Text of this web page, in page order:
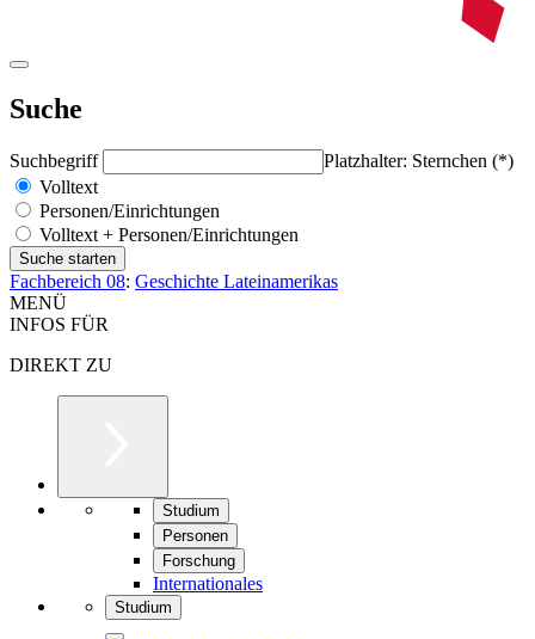
Suche
Suchbegriff
Platzhalter: Sternchen (*)
Volltext
Personen/Einrichtungen
Volltext + Personen/Einrichtungen
Fachbereich 08: Geschichte Lateinamerikas
MENÜ
INFOS FÜR
DIREKT ZU
Studium
Personen
Forschung
Internationales
Studium